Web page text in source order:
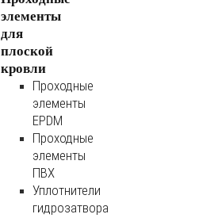
элементы
для
плоской
кровли
Проходные
элементы
EPDM
Проходные
элементы
ПВХ
Уплотнители
гидрозатвора